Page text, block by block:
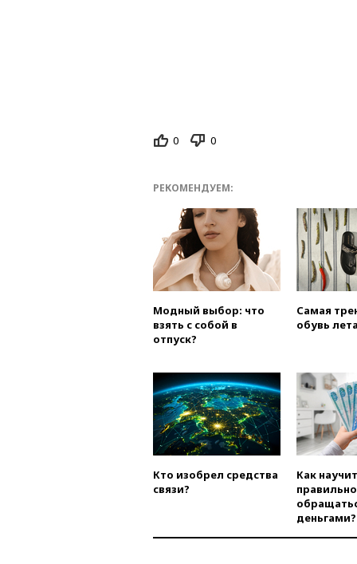
0 0
РЕКОМЕНДУЕМ:
Модный выбор: что
взять с собой в
отпуск?
Самая
обувь
Кто изобрел средства
связи?
Как
правильно
деньгами?